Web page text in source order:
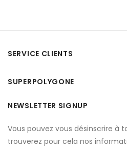
SERVICE CLIENTS
SUPERPOLYGONE
NEWSLETTER SIGNUP
Vous pouvez vous désinscrire à
trouverez pour cela nos